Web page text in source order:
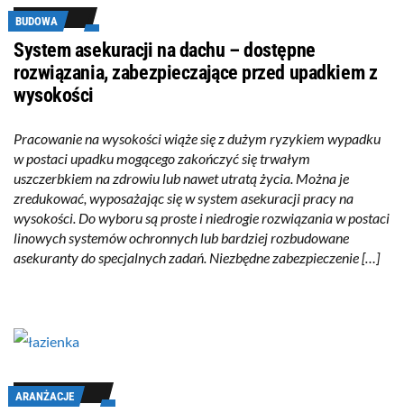
BUDOWA
System asekuracji na dachu – dostępne
rozwiązania, zabezpieczające przed upadkiem z
wysokości
Pracowanie na wysokości wiąże się z dużym ryzykiem wypadku
w postaci upadku mogącego zakończyć się trwałym
uszczerbkiem na zdrowiu lub nawet utratą życia. Można je
zredukować, wyposażając się w system asekuracji pracy na
wysokości. Do wyboru są proste i niedrogie rozwiązania w postaci
linowych systemów ochronnych lub bardziej rozbudowane
asekuranty do specjalnych zadań. Niezbędne zabezpieczenie […]
ARANŻACJE